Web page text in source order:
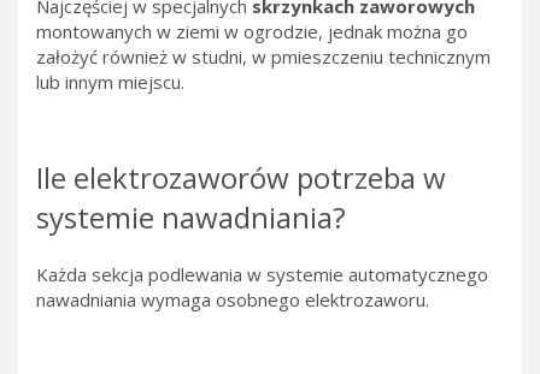
Najczęściej w specjalnych skrzynkach zaworowych
montowanych w ziemi w ogrodzie, jednak można go
założyć również w studni, w pmieszczeniu technicznym
lub innym miejscu.
Ile elektrozaworów potrzeba w
systemie nawadniania?
Każda sekcja podlewania w systemie automatycznego
nawadniania wymaga osobnego elektrozaworu.